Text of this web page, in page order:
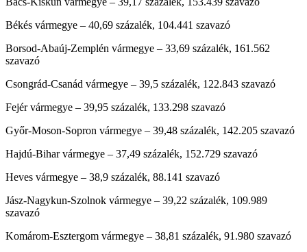
Békés vármegye – 40,69 százalék, 104.441 szavazó
Borsod-Abaúj-Zemplén vármegye – 33,69 százalék, 161.562
szavazó
Csongrád-Csanád vármegye – 39,5 százalék, 122.843 szavazó
Fejér vármegye – 39,95 százalék, 133.298 szavazó
Győr-Moson-Sopron vármegye – 39,48 százalék, 142.205 szavazó
Hajdú-Bihar vármegye – 37,49 százalék, 152.729 szavazó
Heves vármegye – 38,9 százalék, 88.141 szavazó
Jász-Nagykun-Szolnok vármegye – 39,22 százalék, 109.989
szavazó
Komárom-Esztergom vármegye – 38,81 százalék, 91.980 szavazó